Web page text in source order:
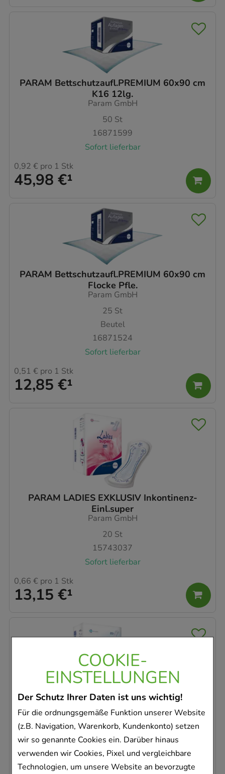
COOKIE-
EINSTELLUNGEN
Der Schutz Ihrer Daten ist uns wichtig!
Für die ordnungsgemäße Funktion unserer Website
(z.B. Navigation, Warenkorb, Kundenkonto) setzen
wir so genannte Cookies ein. Darüber hinaus
verwenden wir Cookies, Pixel und vergleichbare
Technologien, um unsere Website an bevorzugte
PARAM Bettschutzaufl.PREMIUM 60x90 cm
K16 12lg.
Param GmbH
50 St
16871599
Sofort lieferbar
45,98 €¹
0,92 € pro 1 Stk
PARAM Bettschutzaufl.PREMIUM 60x90 cm
Flocke Pfle.
Param GmbH
25 St
Beutel
16871524
Sofort lieferbar
12,85 €¹
0,51 € pro 1 Stk
PARAM LADIES EXKLUSIV Inkontinenz-
Einl.super
Param GmbH
20 St
15743037
Sofort lieferbar
13,15 €¹
0,66 € pro 1 Stk
PARAM LADIES EXKLUSIV Inkontinenz-
Einl.extra
Param GmbH
20St
15742977
Sofort lieferbar